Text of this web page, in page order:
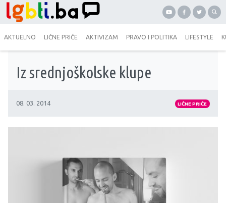
AKTUELNO LIČNE PRIČE AKTIVIZAM PRAVO I POLITIKA LIFESTYLE
Iz srednjoškolske klupe
08. 03. 2014 LIČNE PRIČE